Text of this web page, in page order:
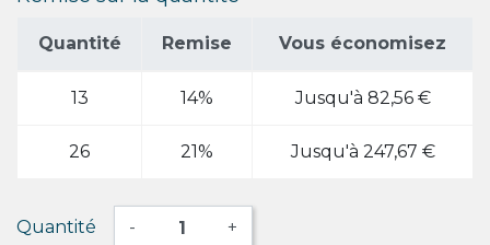
Quantité Remise Vous économisez
13 14% Jusqu'à 82,56 €
26 21% Jusqu'à 247,67 €
Quantité - +